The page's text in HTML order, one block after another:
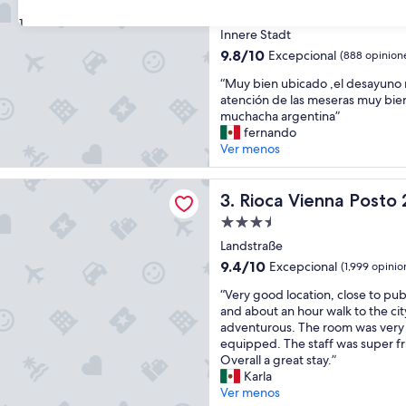
31
c
h
a
u
f
i
e
B
e
g
e
w
r
e
n
o
k
y
de
5.0
Innere Stadt
9.8
10,
Excepcional,
(888
opiniones)
9.8/10 Excepcional (888
“
M
u
y
b
i
e
n
b
i
c
d
o
,
e
l
e
“Muy bien ubicado ,el desayuno
atención de las meseras muy
muchacha argentina”
fernando
Ver menos
3. Rioca Vienna Posto
Rioca Vienna Posto 2
Propiedad
de
3.5
Landstraße
9.4
10,
Excepcional,
(1,999
opiniones)
9.4/10 Excepcional (1,999
“
V
e
r
y
g
o
“Very good location, close to
and about an hour walk to the
adventurous. The room was
equipped. The staff was super
Overall a great stay.”
Karla
Ver menos
Posto 2